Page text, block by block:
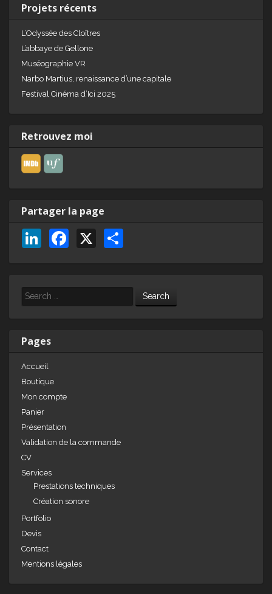
Projets récents
L’Odyssée des Cloîtres
L’abbaye de Gellone
Muséographie VR
Narbo Martius, renaissance d’une capitale
Festival Cinéma d’Ici 2025
Retrouvez moi
Partager la page
Li
e
n
o
X
Search
Pages
Accueil
Boutique
Mon compte
Panier
Présentation
Validation de la commande
CV
Services
Prestations techniques
Création sonore
Portfolio
Devis
Contact
Mentions légales